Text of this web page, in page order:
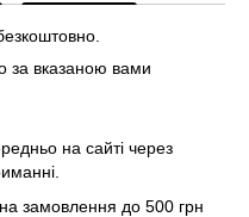
за вказаною вами
на сайті через
замовлення до 500 грн